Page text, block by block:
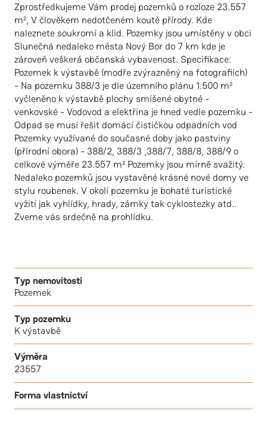
Zprostředkujeme Vám prodej pozemků o rozloze 23.557
m², V člověkem nedotčeném koutě přírody. Kde
naleznete soukromí a klid. Pozemky jsou umístěny v obci
Slunečná nedaleko města Nový Bor do 7 km kde je
zároveň veškerá občanská vybavenost. Specifikace:
Pozemek k výstavbě (modře zvýrazněný na fotografiích)
- Na pozemku 388/3 je dle územního plánu 1.500 m²
vyčleněno k výstavbě plochy smíšené obytné -
venkovské - Vodovod a elektřina je hned vedle pozemku -
Odpad se musí řešit domácí čističkou odpadních vod
Pozemky využívané do současné doby jako pastviny
(přírodní obora) - 388/2, 388/3 ,388/7, 388/8, 388/9 o
celkové výměře 23.557 m² Pozemky jsou mírně svažitý.
Nedaleko pozemků jsou vystavěné krásné nové domy ve
stylu roubenek. V okolí pozemku je bohaté turistické
vyžití jak vyhlídky, hrady, zámky tak cyklostezky atd..
Zveme vás srdečně na prohlídku.
Typ nemovitosti
Pozemek
Typ pozemku
K výstavbě
Výměra
23557
Forma vlastnictví